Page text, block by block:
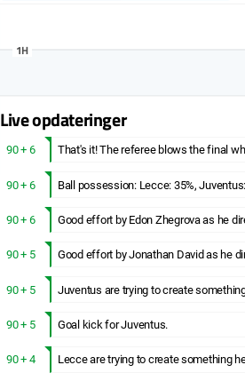
1H
Live opdateringer
90 + 6 That's it! The referee blows the final
90 + 6 Ball possession: Lecce: 35%,
90 + 6 Good effort by Edon Zhegrova as he
90 + 5 Good effort by Jonathan David as he
90 + 5 Juventus are trying to create
90 + 5 Goal kick for Juventus.
90 + 4 Lecce are trying to create something